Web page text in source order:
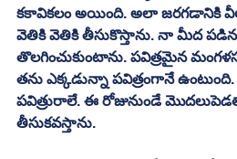
కకావికలం అయింది. అలా జరగడానికి
వెతికి వెతికి తీసుకొస్తాను. నా మీద పడిన
తొలగించుకుంటాను. పవిత్రమైన
తను ఎక్కడున్నా పవిత్రంగానే
పవిత్రురాలే. ఈ రోజునుండే
తీసుకవస్తాను.